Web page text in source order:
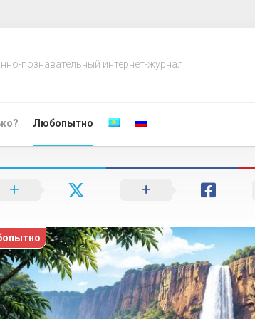
познавательный интернет-журнал
Любопытно